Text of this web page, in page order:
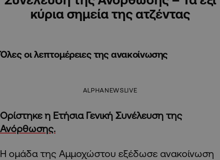
κύρια σημεία της ατζέντας
Όλες οι λεπτομέρειες της ανακοίνωσης
ALPHANEWSLIVE
Ορίστηκε η Ετήσια Γενική Συνέλευση της
Ανόρθωσης.
Η ομάδα της Αμμοχώστου εξέδωσε ανακοίνωση